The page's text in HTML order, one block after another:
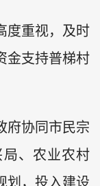
度重视，及时
金支持普梯村
府协同市民宗
、农业农村
划，投入建设